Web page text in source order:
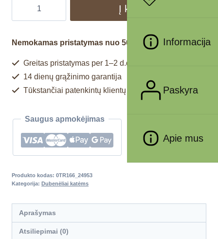
Informacija
Paskyra
Apie mus
Į krepšelį
Nemokamas pristatymas nuo 50€
Greitas pristatymas per 1–2 d.d.
14 dienų grąžinimo garantija
Tūkstančiai patenkintų klientų
Saugus apmokėjimas
Produkto kodas: 0TR166_24953
Kategorija: Dubenėliai katėms
Aprašymas
Atsiliepimai (0)